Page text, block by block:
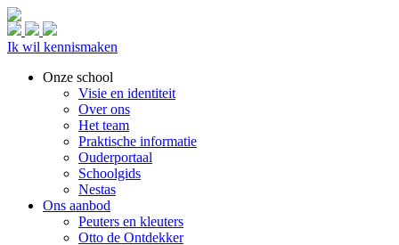
Ik wil kennismaken
Onze school
Visie en identiteit
Over ons
Het team
Praktische informatie
Ouderportaal
Schoolgids
Nestas
Ons aanbod
Peuters en kleuters
Otto de Ontdekker